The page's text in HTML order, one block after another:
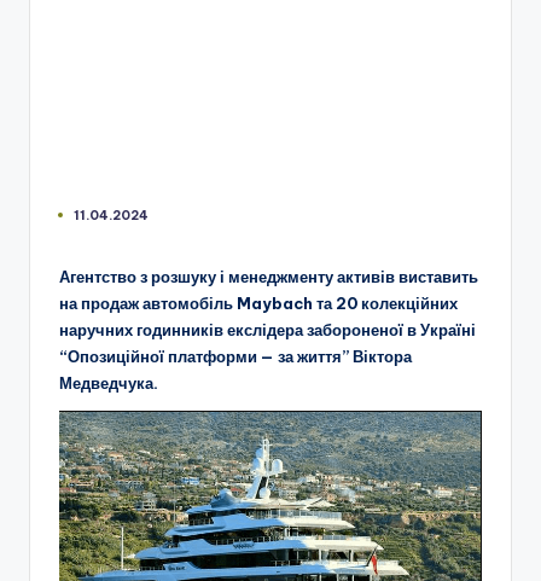
11.04.2024
Агентство з розшуку і менеджменту активів виставить
на продаж автомобіль Maybach та 20 колекційних
наручних годинників екслідера забороненої в Україні
“Опозиційної платформи — за життя” Віктора
Медведчука.